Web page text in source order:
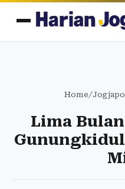
Home/
Lima
Gunungkidul